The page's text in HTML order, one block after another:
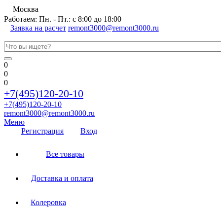
Москва
Работаем: Пн. - Пт.: с 8:00 до 18:00
Заявка на расчет remont3000@remont3000.ru
0
0
0
+7(495)120-20-10
+7(495)120-20-10
remont3000@remont3000.ru
Меню
Регистрация
Вход
Все товары
Доставка и оплата
Колеровка